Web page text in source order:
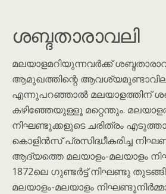
ശബ്ദതാരാവലി
മലയാളമറിയുന്നവർക്ക്
ആമുഖത്തിന്റെ
എന്നുപറഞ്ഞാൽ മലയാളത്തിന്
കഴിഞ്ഞേയുള്ളൂ മറ്റെന്തും.
നിഘണ്ടുക്കളുടെ ചരിത്രം
കൊളിൻസ് പ്രസിദ്ധീകരിച്ച
ആദ്യത്തെ മലയാളം-മലയാളം
1872ലെ ഗുണ്ടർട്ട് നിഘണ്ടു
മലയാളം-മലയാളം